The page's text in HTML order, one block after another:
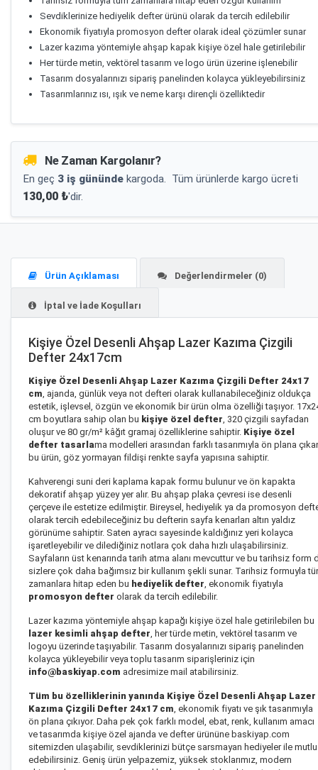
Sevdiklerinize hediyelik defter ürünü olarak da tercih edilebilir
Ekonomik fiyatıyla promosyon defter olarak ideal çözümler sunar
Lazer kazıma yöntemiyle ahşap kapak kişiye özel hale getirilebilir
Her türde metin, vektörel tasarım ve logo ürün üzerine işlenebilir
Tasarım dosyalarınızı sipariş panelinden kolayca yükleyebilirsiniz
Tasarımlarınız ısı, ışık ve neme karşı dirençli özelliktedir
Ne Zaman Kargolanır?
En geç 3 iş gününde kargoda. Tüm ürünlerde kargo ücreti
130,00 ₺'dir.
Ürün Açıklaması Değerlendirmeler (0)
İptal ve İade Koşulları
Kişiye Özel Desenli Ahşap Lazer Kazıma Çizgili
Defter 24x17cm
Kişiye Özel Desenli Ahşap Lazer Kazıma Çizgili Defter 24x17
cm , ajanda, günlük veya not defteri olarak kullanabileceğiniz oldukça
estetik, işlevsel, özgün ve ekonomik bir ürün olma özelliği taşıyor.
cm boyutlara sahip olan bu kişiye özel defter , 320 çizgili sayfadan
oluşur ve 80 gr/m² kâğıt gramaj özelliklerine sahiptir. Kişiye özel
defter tasarlama modelleri arasından farklı tasarımıyla ön plana
bu ürün, göz yormayan fildişi renkte sayfa yapısına sahiptir.
Kahverengi suni deri kaplama kapak formu bulunur ve ön kapakta
dekoratif ahşap yüzey yer alır. Bu ahşap plaka çevresi ise desenli
çerçeve ile estetize edilmiştir. Bireysel, hediyelik ya da promosyon
olarak tercih edebileceğiniz bu defterin sayfa kenarları altın yaldız
görünüme sahiptir. Saten ayracı sayesinde kaldığınız yeri kolayca
işaretleyebilir ve dilediğiniz notlara çok daha hızlı ulaşabilirsiniz.
Sayfaların üst kenarında tarih atma alanı mevcuttur ve bu tarihsiz form
sizlere çok daha bağımsız bir kullanım şekli sunar. Tarihsiz formuyla
zamanlara hitap eden bu hediyelik defter , ekonomik fiyatıyla
promosyon defter olarak da tercih edilebilir.
Lazer kazıma yöntemiyle ahşap kapağı kişiye özel hale getirilebilen bu
lazer kesimli ahşap defter , her türde metin, vektörel tasarım ve
logoyu üzerinde taşıyabilir. Tasarım dosyalarınızı sipariş panelinden
kolayca yükleyebilir veya toplu tasarım siparişleriniz için
info@baskiyap.com adresimize mail atabilirsiniz.
Tüm bu özelliklerinin yanında Kişiye Özel Desenli Ahşap Lazer
Kazıma Çizgili Defter 24x17 cm , ekonomik fiyatı ve şık tasarımıyla
ön plana çıkıyor. Daha pek çok farklı model, ebat, renk, kullanım amacı
ve tasarımda kişiye özel ajanda ve defter ürününe baskiyap.com
sitemizden ulaşabilir, sevdiklerinizi bütçe sarsmayan hediyeler ile mutlu
edebilirsiniz. Geniş ürün yelpazemiz, yüksek stoklarımız, modern